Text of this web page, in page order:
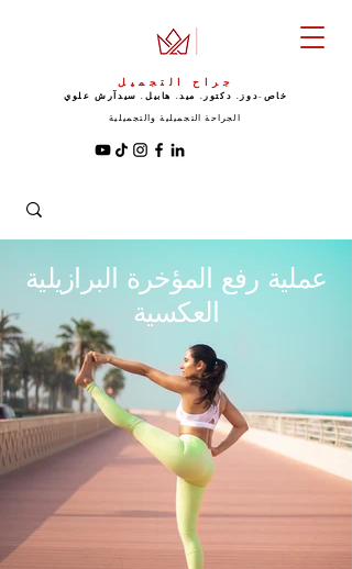
جراح التجميل
خاص-دوز. دكتور. ميد. هابيل. سيدآرش علوي
الجراحة التجميلية والتجميلية
عملية رفع المؤخرة البرازيلية
العكسية